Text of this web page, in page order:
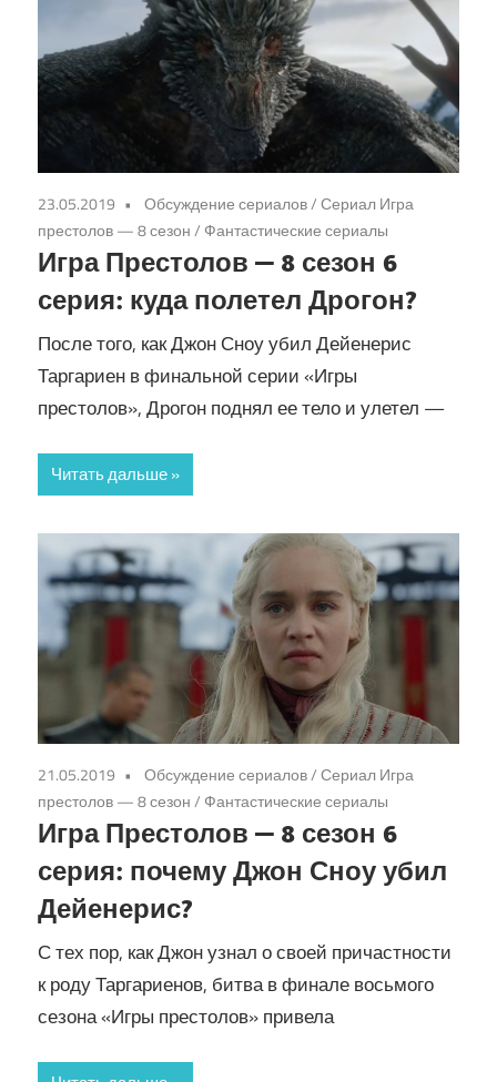
23.05.2019 Обсуждение сериалов/Сериал Игра
престолов — 8 сезон/ Фантастические сериалы
Игра Престолов — 8 сезон 6
серия: куда полетел Дрогон?
После того, как Джон Сноу убил Дейенерис
Таргариен в финальной серии «Игры
престолов», Дрогон поднял ее тело и улетел —
Читать дальше
21.05.2019 Обсуждение сериалов/Сериал Игра
престолов — 8 сезон/ Фантастические сериалы
Игра Престолов — 8 сезон 6
серия: почему Джон Сноу убил
Дейенерис?
С тех пор, как Джон узнал о своей причастности
к роду Таргариенов, битва в финале восьмого
сезона «Игры престолов» привела